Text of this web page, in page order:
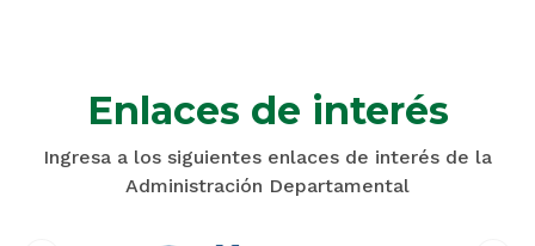
Enlaces de interés
Ingresa a los siguientes enlaces de interés de la
Administración Departamental